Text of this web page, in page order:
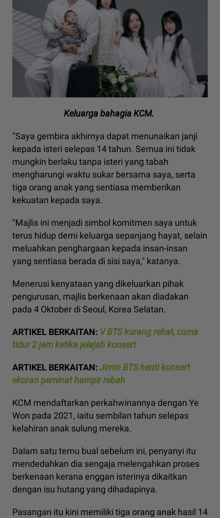
Keluarga bahagia KCM.
"Saya gembira akhirnya dapat menunaikan janji
kepada isteri selepas 14 tahun. Semua ini tidak
mungkin berlaku tanpa isteri yang tabah
mengharungi waktu sukar bersama saya, serta
tiga orang anak yang sentiasa memberikan
kekuatan kepada saya.
"Majlis ini menjadi simbol komitmen saya untuk
terus hidup demi keluarga sepanjang hayat, selain
meluahkan penghargaan kepada insan-insan
yang sentiasa berada di sisi saya," katanya.
Menerusi kenyataan yang dikeluarkan pihak
pengurusan, majlis berkenaan akan diadakan
pada 4 Oktober di Seoul, Korea Selatan.
ARTIKEL BERKAITAN: V BTS kurang rehat, cuma
tidur 2 jam ketika jelajah konsert
ARTIKEL BERKAITAN: Jimin BTS henti konsert
ekoran peminat hampir rebah
KCM mendaftarkan perkahwinannya dengan Ye
Won pada 2021, iaitu sembilan tahun selepas
kelahiran anak sulung mereka.
Dalam satu temu bual sebelum ini, penyanyi itu
mendedahkan dia sengaja melengahkan proses
berkenaan kerana enggan isterinya dikaitkan
dengan isu hutang yang dihadapinya.
Pasangan itu kini memiliki tiga orang anak hasil 14